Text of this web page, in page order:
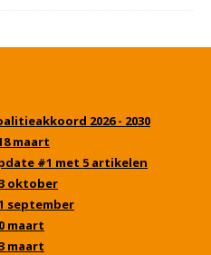
2026 - 2030
maart
#1 met 5 artikelen
oktober
september
maart
maart